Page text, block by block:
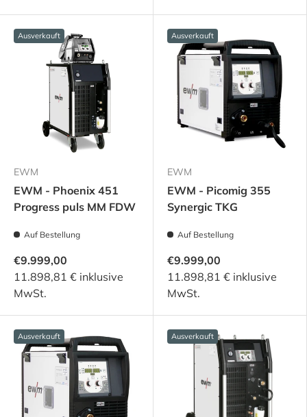
Ausverkauft
EWM
EWM - Phoenix 451
Progress puls MM FDW
Auf Bestellung
€9.999,00
11.898,81 € inklusive
MwSt.
Ausverkauft
EWM
EWM - Picomig 355
Synergic TKG
Auf Bestellung
€9.999,00
11.898,81 € inklusive
MwSt.
Ausverkauft Ausverkauft